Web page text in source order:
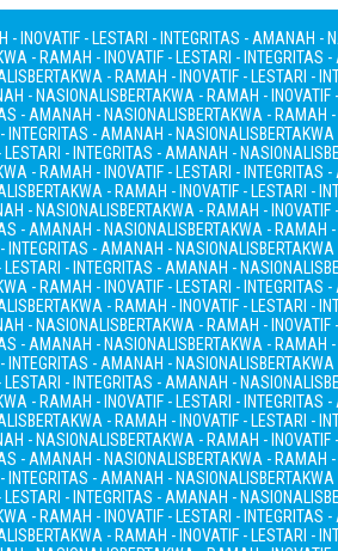
- INOVATIF - LESTARI - INTEGRITAS - AMANAH -
- RAMAH - INOVATIF - LESTARI - INTEGRITAS
BERTAKWA - RAMAH - INOVATIF - LESTARI -
- NASIONALISBERTAKWA - RAMAH -
- AMANAH - NASIONALISBERTAKWA - RAMAH
INTEGRITAS - AMANAH - NASIONALIS
- INTEGRITAS - AMANAH - NASIONALIS
- RAMAH - INOVATIF - LESTARI - INTEGRITAS
BERTAKWA - RAMAH - INOVATIF - LESTARI -
- NASIONALISBERTAKWA - RAMAH -
- AMANAH - NASIONALISBERTAKWA - RAMAH
INTEGRITAS - AMANAH - NASIONALIS
- INTEGRITAS - AMANAH - NASIONALIS
- RAMAH - INOVATIF - LESTARI - INTEGRITAS
BERTAKWA - RAMAH - INOVATIF - LESTARI -
- NASIONALISBERTAKWA - RAMAH -
- AMANAH - NASIONALISBERTAKWA - RAMAH
INTEGRITAS - AMANAH - NASIONALIS
- INTEGRITAS - AMANAH - NASIONALIS
- RAMAH - INOVATIF - LESTARI - INTEGRITAS
BERTAKWA - RAMAH - INOVATIF - LESTARI -
- NASIONALISBERTAKWA - RAMAH -
- AMANAH - NASIONALISBERTAKWA - RAMAH
INTEGRITAS - AMANAH - NASIONALIS
- INTEGRITAS - AMANAH - NASIONALIS
- RAMAH - INOVATIF - LESTARI - INTEGRITAS
BERTAKWA - RAMAH - INOVATIF - LESTARI -